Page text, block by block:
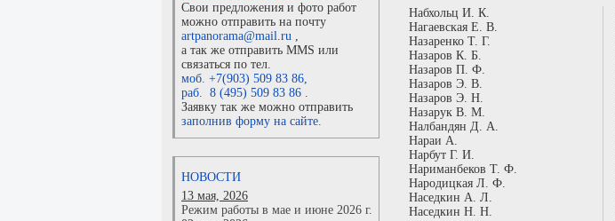
Свои предложения и фото работ
можно отправить на почту
artpanorama@mail.ru ,
а так же отправить MMS или
связаться по тел.
моб. +7(903) 509 83 86,
раб. 8 (495) 509 83 86 .
Заявку так же можно отправить
заполнив форму на сайте.
НОВОСТИ
13 мая, 2026
Режим работы в мае и июне 2026 г.
Набхольц И. К.
Нагаевская Е. В.
Назаренко Т. Г.
Назаров К. Б.
Назаров П. Ф.
Назаров Э. В.
Назаров Э. Н.
Назарук В. М.
Налбандян Д. А.
Нараи А.
Нарбут Г. И.
Нариманбеков Т. Ф.
Народицкая Л. Ф.
Наседкин А. Л.
Наседкин Н. Н.